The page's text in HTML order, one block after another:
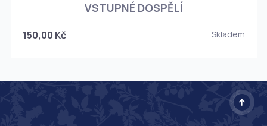
VSTUPNÉ DOSPĚLÍ
150,00 Kč Skladem